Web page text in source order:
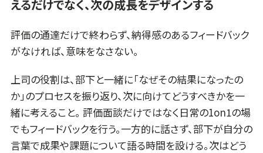
えるだけでなく、次の成長をデザインする
評価の通達だけで終わらず、納得感のあるフィードバック
がなければ、意味をなさない。
上司の役割は、部下と一緒に「なぜその結果になったの
か」のプロセスを振り返り、次に向けてどうすべきかを一
緒に考えること。 評価面談だけではなく日常の1on1の場
でもフィードバックを行う。一方的に話さず、部下が自分の
言葉で成果や課題について語る時間を設ける。次はどう